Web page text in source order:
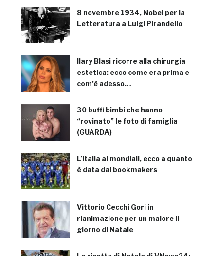
8 novembre 1934, Nobel per la
Letteratura a Luigi Pirandello
Ilary Blasi ricorre alla chirurgia
estetica: ecco come era prima e
com’è adesso…
30 buffi bimbi che hanno
“rovinato” le foto di famiglia
(GUARDA)
L’Italia ai mondiali, ecco a quanto
è data dai bookmakers
Vittorio Cecchi Gori in
rianimazione per un malore il
giorno di Natale